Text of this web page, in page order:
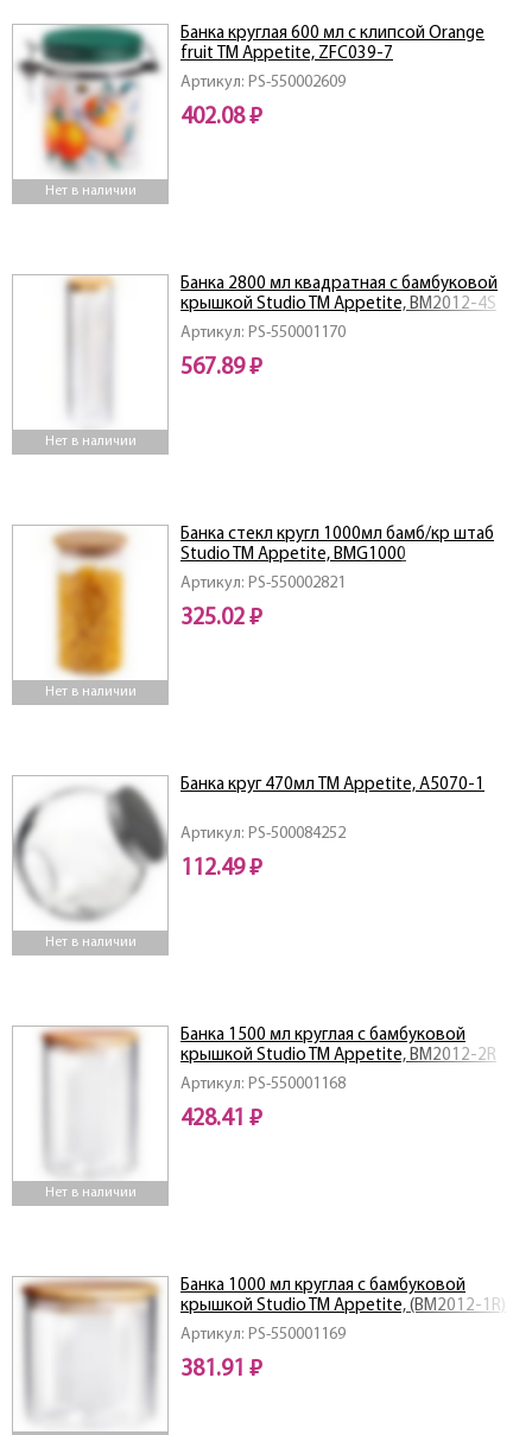
Нет в наличии
Артикул: PS-550002609
Банка круглая 600 мл c клипсой Orange
fruit ТМ Appetite, ZFC039-7
402.08 ₽
Нет в наличии
Артикул: PS-550001170
Банка 2800 мл квадратная с бамбуковой
крышкой Studio TM Appetite, BM2012-4S
567.89 ₽
Нет в наличии
Артикул: PS-550002821
Банка стекл кругл 1000мл бамб/кр штаб
Studio TM Appetite, BMG1000
325.02 ₽
Нет в наличии
Артикул: PS-500084252
Банка круг 470мл TM Appetite, A5070-1
112.49 ₽
Нет в наличии
Артикул: PS-550001168
Банка 1500 мл круглая с бамбуковой
крышкой Studio TM Appetite, BM2012-2R
428.41 ₽
Артикул: PS-550001169
Банка 1000 мл круглая с бамбуковой
крышкой Studio TM Appetite, (BM2012-1R)
381.91 ₽